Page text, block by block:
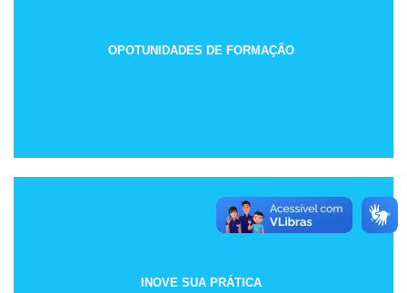
OPOTUNIDADES DE FORMAÇÃO
INOVE SUA PRÁTICA